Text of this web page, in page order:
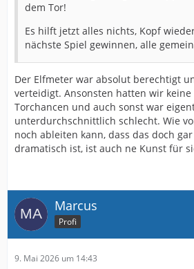
dem Tor!
Es hilft jetzt alles nichts, Kopf
nächste Spiel gewinnen, alle
Der Elfmeter war absolut berechtigt
verteidigt. Ansonsten hatten wir keine
Torchancen und auch sonst war
unterdurchschnittlich schlecht. Wie
noch ableiten kann, dass das doch
dramatisch ist, ist auch ne Kunst für
Marcus
Profi
9. Mai 2026 um 14:43